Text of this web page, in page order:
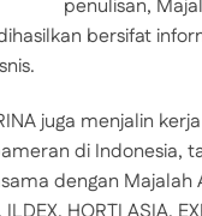
penulisan,
bersifat
juga menjalin
di Indonesia,
dengan Majalah